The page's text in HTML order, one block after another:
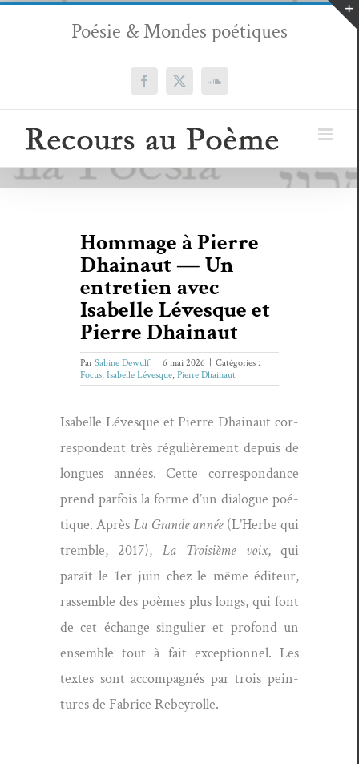
Passer
contenu
Poésie & Mondes poétiques
Facebook
X SoundCloud
Hommage à Pierre
Dhainaut — Un
entretien avec
Isabelle Lévesque et
Pierre Dhainaut
ParSabine Dewulf 6 mai 2026
Catégories :
Focus, Isabelle Lévesque, Pierre Dhainaut
Isabelle Lévesque et Pierre Dhain­aut cor­
re­spon­dent très régulière­ment depuis de
longues années. Cette cor­re­spon­dance
prend par­fois la forme d’un dia­logue poé­
tique. Après La Grande année(L’Herbe qui
trem­ble, 2017), La Troisième voix, qui
paraît le 1er juin chez le même édi­teur,
rassem­ble des poèmes plus longs, qui font
de cet échange sin­guli­er et pro­fond un
ensem­ble tout à fait excep­tion­nel. Les
textes sont accom­pa­g­nés par trois pein­
tures de Fab­rice Rebeyrolle.